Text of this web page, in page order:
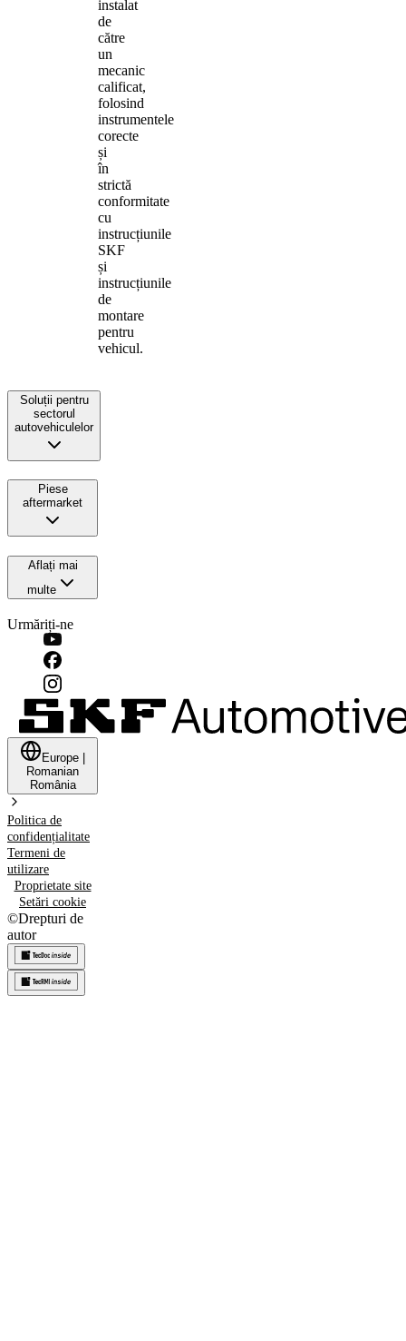
instalat
de
către
un
mecanic
calificat,
folosind
instrumentele
corecte
și
în
strictă
conformitate
cu
instrucțiunile
SKF
și
instrucțiunile
de
montare
pentru
vehicul.
Soluții pentru
sectorul
autovehiculelor
Piese
aftermarket
Aflați mai
multe
Urmăriți-ne
Europe
Romanian
România
Politica de
confidențialitate
Termeni de
utilizare
Proprietate site
Setări cookie
©Drepturi de
autor